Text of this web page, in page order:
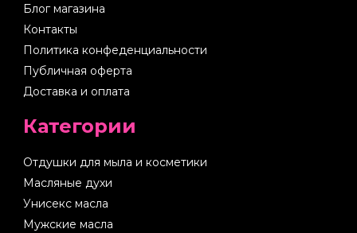
Блог магазина
Контакты
Политика конфеденциальности
Публичная оферта
Доставка и оплата
Категории
Отдушки для мыла и косметики
Масляные духи
Унисекс масла
Мужские масла